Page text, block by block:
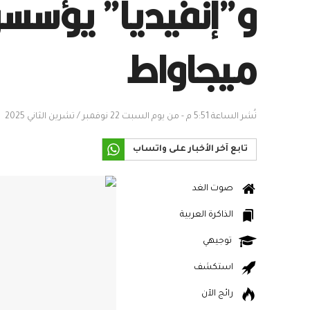
ميجاواط
نُشر الساعة 5:51 م - من يوم السبت 22 نوفمبر / تشرين الثاني 2025
تابع آخر الأخبار على واتساب
صوت الغد
الذاكرة العربية
توجيهي
استكشف
رائج الآن